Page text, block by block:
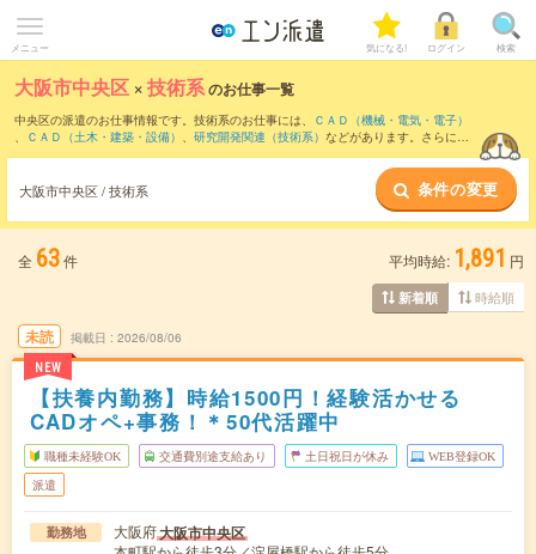
メニュー 気になる! ログイン 検索
大阪市中央区 ×技術系のお仕事一覧
中央区の派遣のお仕事情報です。技術系のお仕事には、
ＣＡＤ（機械・電気・電子）
、
ＣＡＤ（土木・建築・設備） 、 研究開発関連（技術系） などがあります。さらに、
大阪市中央区 / 技術系 条件の変更
全 63件 平均時給: 1,891 円
新着順 時給順
未読
NEW
掲載日 2026/08/06
【扶養内勤務】時給1500円！経験活かせる
CADオペ+事務！＊50代活躍中
職種未経験OK 交通費別途支給あり 土日祝日が休み WEB登録OK
派遣
勤務地 大阪府大阪市中央区